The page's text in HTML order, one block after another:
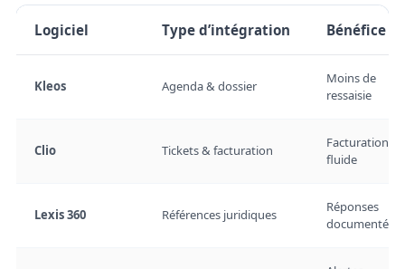
Logiciel Type d’intégration Bénéfice
Kleos Agenda & dossier
Moins de
ressaisie
Clio Tickets & facturation
Facturation
fluide
Lexis 360 Références juridiques
Réponses
documentées